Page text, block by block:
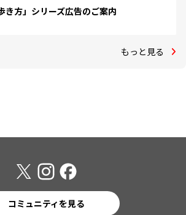
き方」シリーズ広告のご案内
もっと見る
コミュニティを見る